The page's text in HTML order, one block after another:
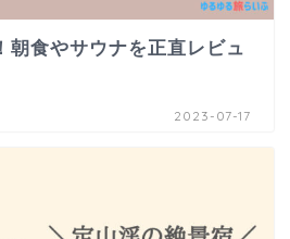
朝食やサウナを正直レビュ
2023-07-17